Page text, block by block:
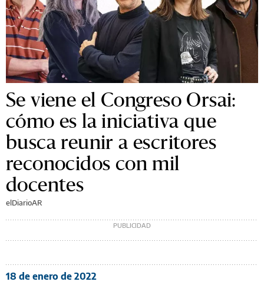
Se viene el Congreso Orsai:
cómo es la iniciativa que
busca reunir a escritores
reconocidos con mil
docentes
elDiarioAR
18 de enero de 2022